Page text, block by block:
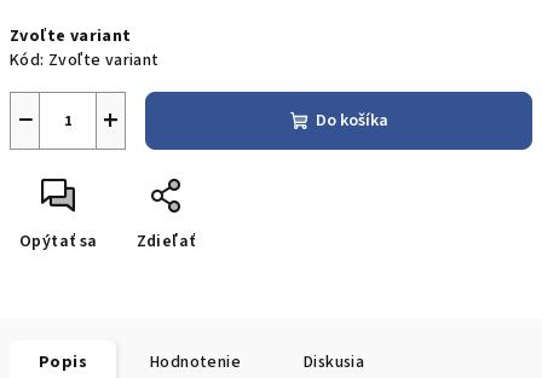
cena:
Zvoľte variant
Kód: Zvoľte variant
+
− Do košíka
Opýtať sa Zdieľať
Popis Hodnotenie Diskusia